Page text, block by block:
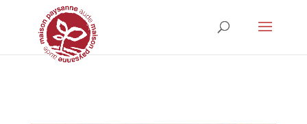
Strict-Transport-Security Content-Security-Policy X-Frame-Options X-
Content-Type-Options Referrer-Policy Permissions-Policy